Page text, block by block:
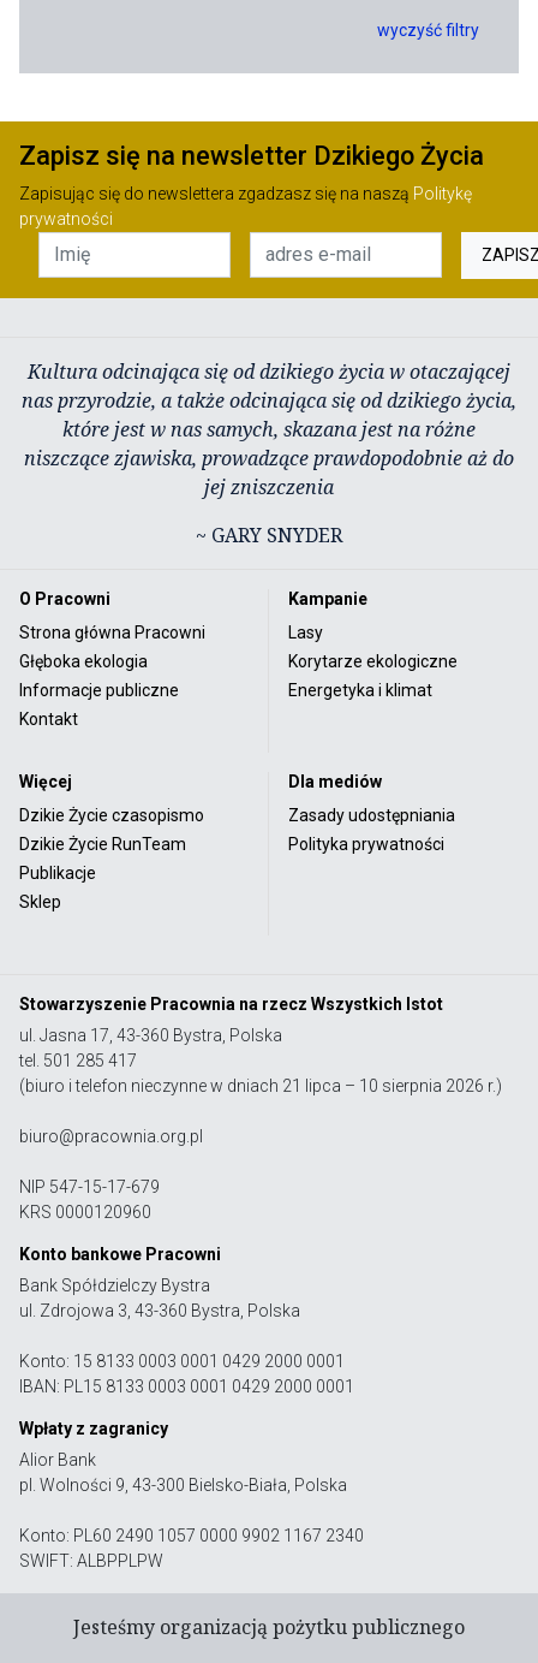
wyczyść filtry
Zapisz się na newsletter Dzikiego Życia
Zapisując się do newslettera zgadzasz się na naszą Politykę
prywatności
Kultura odcinająca się od dzikiego życia w otaczającej
nas przyrodzie, a także odcinająca się od dzikiego życia,
które jest w nas samych, skazana jest na różne
niszczące zjawiska, prowadzące prawdopodobnie aż do
jej zniszczenia
~ GARY SNYDER
O Pracowni
Strona główna Pracowni
Głęboka ekologia
Informacje publiczne
Kontakt
Kampanie
Lasy
Korytarze ekologiczne
Energetyka i klimat
Więcej
Dzikie Życie czasopismo
Dzikie Życie RunTeam
Publikacje
Sklep
Dla mediów
Zasady udostępniania
Polityka prywatności
Stowarzyszenie Pracownia na rzecz Wszystkich Istot
ul. Jasna 17, 43-360 Bystra, Polska
tel. 501 285 417
(biuro i telefon nieczynne w dniach 21 lipca – 10 sierpnia 2026 r.)
biuro@pracownia.org.pl
NIP 547-15-17-679
KRS 0000120960
Konto bankowe Pracowni
Bank Spółdzielczy Bystra
ul. Zdrojowa 3, 43-360 Bystra, Polska
Konto: 15 8133 0003 0001 0429 2000 0001
IBAN: PL15 8133 0003 0001 0429 2000 0001
Wpłaty z zagranicy
Alior Bank
pl. Wolności 9, 43-300 Bielsko-Biała, Polska
Konto: PL60 2490 1057 0000 9902 1167 2340
SWIFT: ALBPPLPW
Jesteśmy organizacją pożytku publicznego